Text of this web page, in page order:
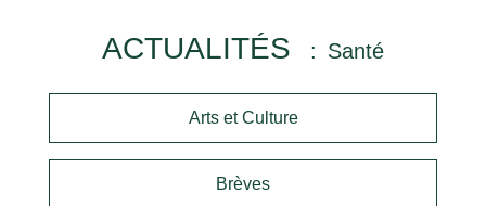
ACTUALITÉS Santé
Arts et Culture
Brèves